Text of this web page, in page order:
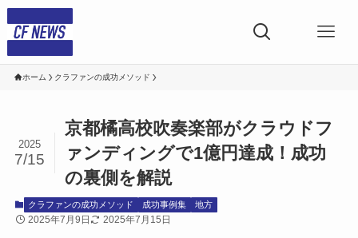
ホーム クラファンの成功メソッド
京都橘高校吹奏楽部がクラウドフ
ァンディングで1億円達成！成功
の裏側を解説
2025
7/15
クラファンの成功メソッド 成功事例集 地方
2025年7月9日 2025年7月15日